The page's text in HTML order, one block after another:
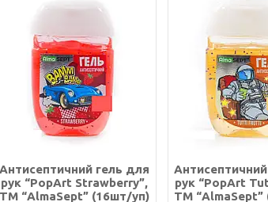
Антисептичний гель для
рук “PopArt Strawberry”,
ТМ “AlmaSept” (16шт/уп)
рук “PopArt
ТМ “AlmaSept”